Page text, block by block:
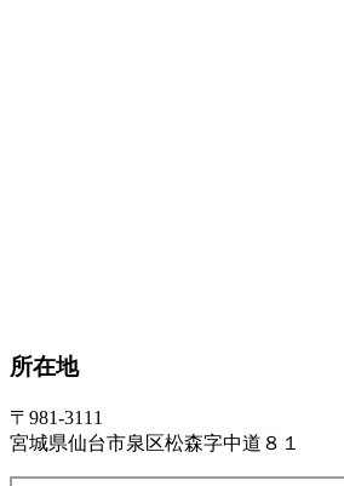
所在地
〒981-3111
宮城県仙台市泉区松森字中道８１